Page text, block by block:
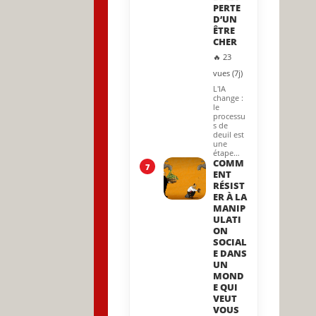
PERTE
D’UN
ÊTRE
CHER
🔥 23
vues (7j)
L'IA
change :
le
processu
s de
deuil est
une
étape…
7
COMM
ENT
RÉSIST
ER À LA
MANIP
ULATI
ON
SOCIAL
E DANS
UN
MOND
E QUI
VEUT
VOUS